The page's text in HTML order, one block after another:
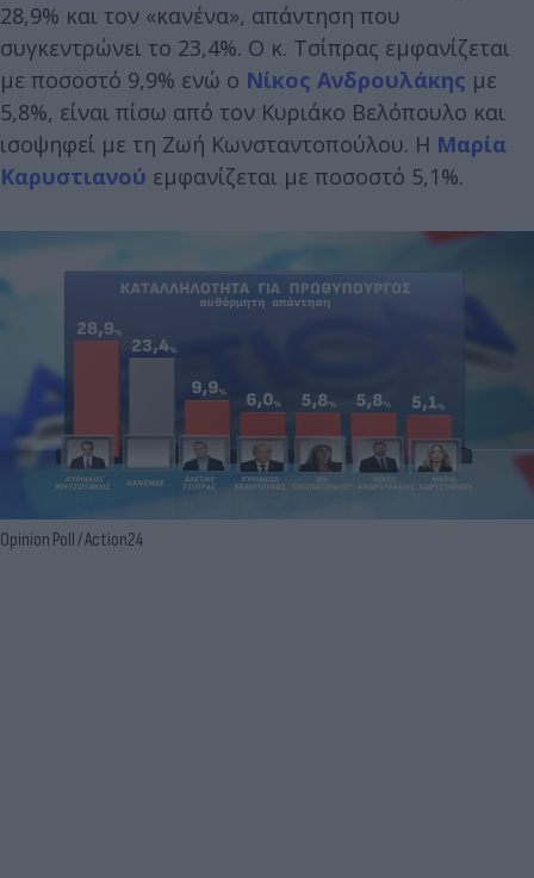
28,9% και τον «κανένα», απάντηση που
συγκεντρώνει το 23,4%. Ο κ. Τσίπρας εμφανίζεται
με ποσοστό 9,9% ενώ ο Νίκος Ανδρουλάκης με
5,8%, είναι πίσω από τον Κυριάκο Βελόπουλο και
ισοψηφεί με τη Ζωή Κωνσταντοπούλου. Η Μαρία
Καρυστιανού εμφανίζεται με ποσοστό 5,1%.
Opinion Poll / Action24